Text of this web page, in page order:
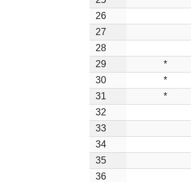
26
27
28
29
*
30
*
31
*
32
33
34
35
36